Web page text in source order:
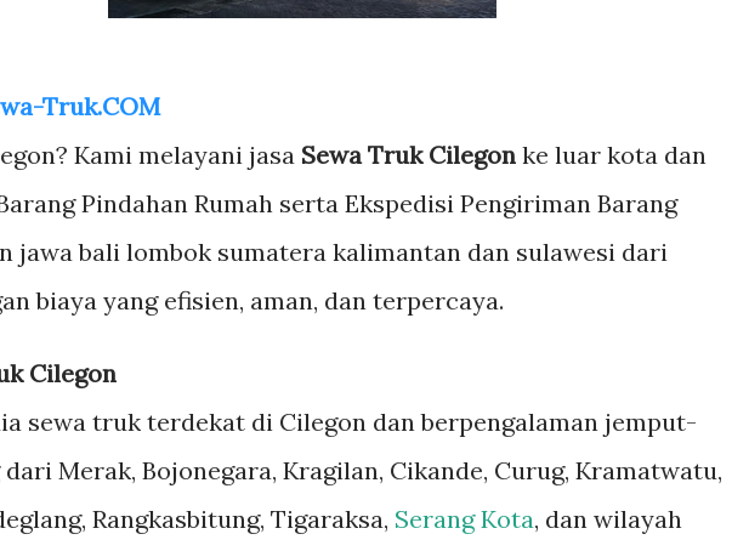
Truk.COM
Kami melayani jasa Sewa Truk Cilegon ke luar kota dan
Pindahan Rumah serta Ekspedisi Pengiriman Barang
jawa bali lombok sumatera kalimantan dan sulawesi dari
biaya yang efisien, aman, dan terpercaya.
Cilegon
sewa truk terdekat di Cilegon dan berpengalaman jemput-
Merak, Bojonegara, Kragilan, Cikande, Curug, Kramatwatu,
Rangkasbitung, Tigaraksa, Serang Kota, dan wilayah